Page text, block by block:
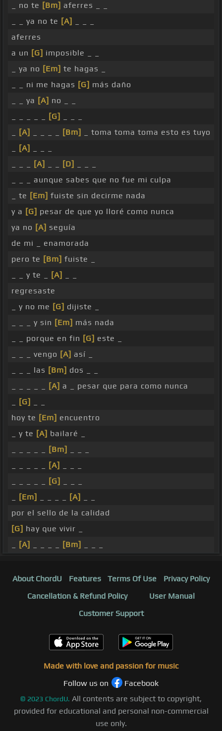
_ no te [Bm] aferres _ _
_ _ ya no te [A]
aferres
a un [G] imposible _ _
_ ya no [Em] te hagas _
_ _ ni me hagas [G] más daño
_ _ ya [A] no _ _
[G]
[A] [Bm]
_ toma toma toma esto es tuyo
[A]
[A] [D]
_ _ _ aunque sabes que no fue mi culpa
_ te [Em] fuiste sin decirme nada
y a [G] pesar de que yo lloré como nunca
ya no [A] seguía
de mi _ enamorada
pero te [Bm] fuiste _
_ _ y te _
[A]
regresaste
_ y no me [G] dijiste _
_ _ _ y sin [Em] más nada
_ _ porque en fin [G] este _
_ _ _ vengo [A] así _
_ _ _ las [Bm] dos _ _
[A] a _ pesar que para como nunca
[G]
hoy te [Em] encuentro
_ y te [A] bailaré _
[Bm]
[A]
[G]
[Em] [A]
por el sello de la calidad
[G] hay que vivir _
[A] [Bm]
About ChordU Features Terms Of Use
Privacy Policy
Cancellation & Refund Policy
User Manual
Customer Support
Made with love and passion for music
Follow us on
Facebook
© 2023 ChordU. All contents are subject to copyright,
provided for educational and personal non-commercial
use only.